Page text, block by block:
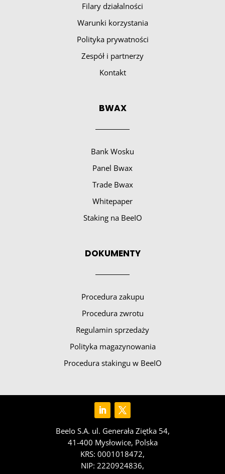
Filary działalności
Warunki korzystania
Polityka prywatności
Zespół i partnerzy
Kontakt
BWAX
Bank Wosku
Panel Bwax
Trade Bwax
Whitepaper
Staking na BeeIO
DOKUMENTY
Procedura zakupu
Procedura zwrotu
Regulamin sprzedaży
Polityka magazynowania
Procedura stakingu w BeeIO
BeeIo S.A. ul. Generała Ziętka 54,
41-400 Mysłowice, Polska
KRS: 0001018472,
NIP: 2220924836,